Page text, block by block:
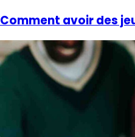
Comment avoir des